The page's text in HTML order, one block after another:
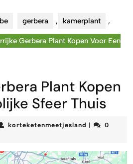
gerbera , kamerplant ,
Gerbera Plant Kopen Voor Een
Plant Kopen
Sfeer Thuis
korteketenmeetjesland
0